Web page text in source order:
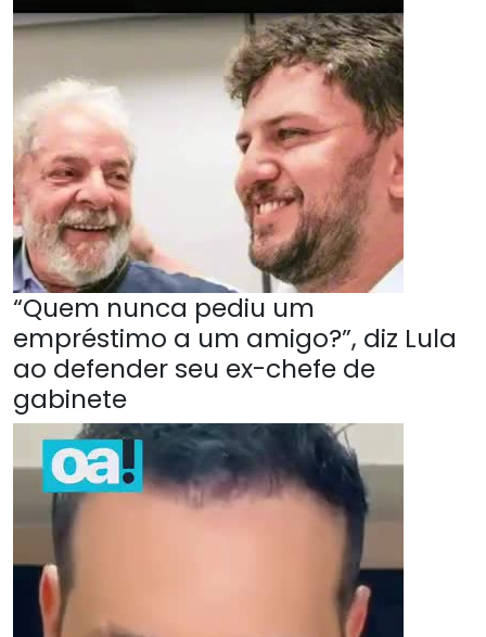
“Quem nunca pediu um
empréstimo a um amigo?”, diz Lula
ao defender seu ex-chefe de
gabinete